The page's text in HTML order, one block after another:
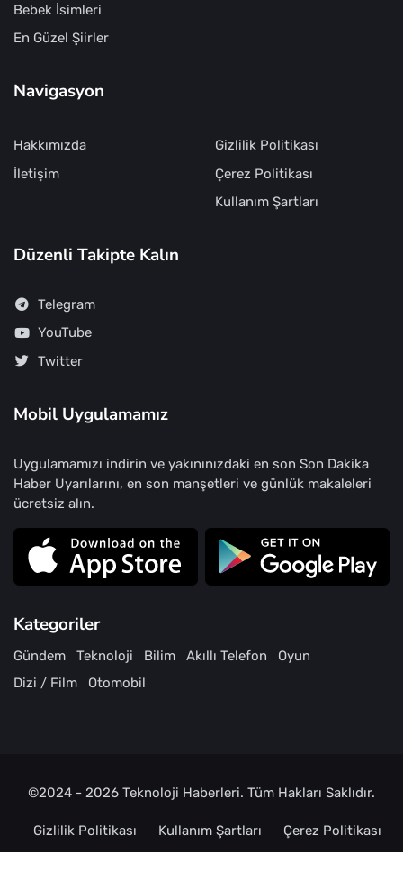
Bebek İsimleri
En Güzel Şiirler
Navigasyon
Hakkımızda
İletişim
Gizlilik Politikası
Çerez Politikası
Kullanım Şartları
Düzenli Takipte Kalın
Telegram
YouTube
Twitter
Mobil Uygulamamız
Uygulamamızı indirin ve yakınınızdaki en son Son Dakika
Haber Uyarılarını, en son manşetleri ve günlük makaleleri
ücretsiz alın.
Kategoriler
Gündem Teknoloji Bilim Akıllı Telefon
Oyun
Dizi / Film
Otomobil
©2024 - 2026 Teknoloji Haberleri. Tüm Hakları Saklıdır.
Gizlilik Politikası Kullanım Şartları Çerez Politikası